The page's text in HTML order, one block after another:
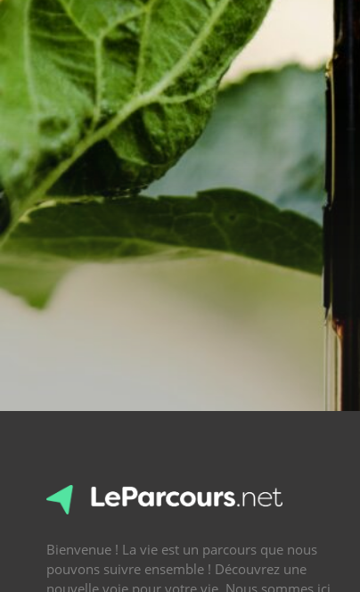
Bienvenue ! La vie est un parcours que nous
pouvons suivre ensemble ! Découvrez une